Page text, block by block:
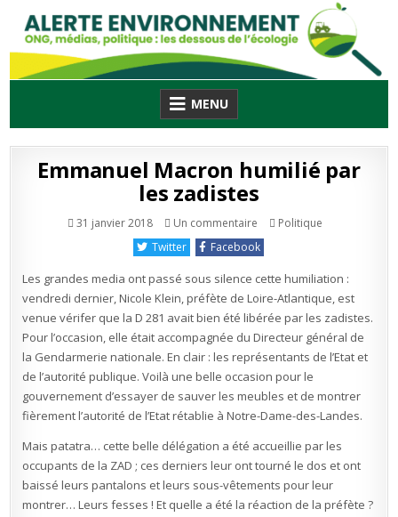
content
MENU
Emmanuel Macron humilié par
les zadistes
31 janvier 2018 Un commentairesur
Emmanuel
Macron
humilié
les
zadistes
Publié
Politique
Twitter
Facebook
Les grandes media ont passé sous silence cette humiliation :
vendredi dernier, Nicole Klein, préfète de Loire-Atlantique, est
venue vérifer que la D 281 avait bien été libérée par les zadistes.
Pour l’occasion, elle était accompagnée du Directeur général de
la Gendarmerie nationale. En clair : les représentants de l’Etat et
de l’autorité publique. Voilà une belle occasion pour le
gouvernement d’essayer de sauver les meubles et de montrer
fièrement l’autorité de l’Etat rétablie à Notre-Dame-des-Landes.
Mais patatra… cette belle délégation a été accueillie par les
occupants de la ZAD ; ces derniers leur ont tourné le dos et ont
baissé leurs pantalons et leurs sous-vêtements pour leur
montrer… Leurs fesses ! Et quelle a été la réaction de la préfète ?